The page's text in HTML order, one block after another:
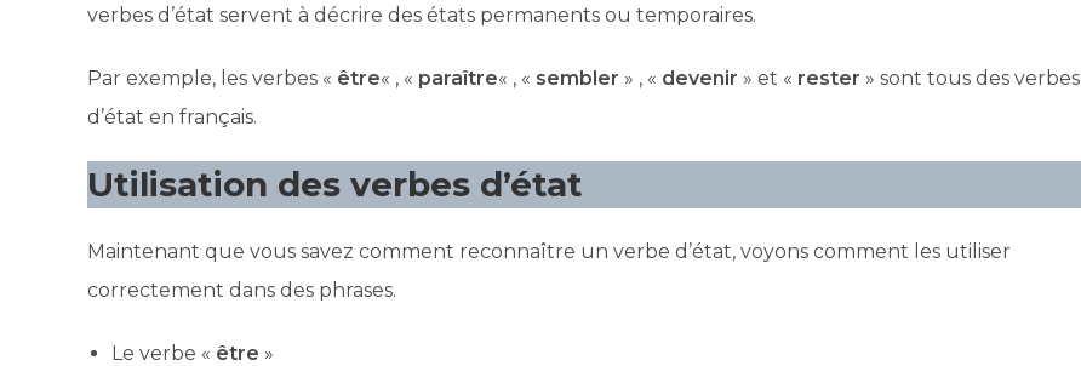
verbes d’état servent à décrire des états permanents ou temporaires.
Par exemple, les verbes « être« , « paraître« , « sembler » , « devenir » et « rester » sont tous des verbes
d’état en français.
Utilisation des verbes d’état
Maintenant que vous savez comment reconnaître un verbe d’état, voyons comment les utiliser
correctement dans des phrases.
Le verbe « être »